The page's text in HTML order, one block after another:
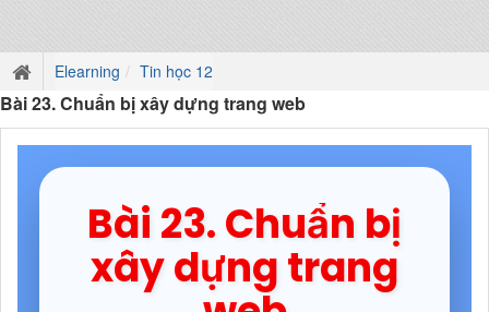
Elearning Tin học 12
Bài 23. Chuẩn bị xây dựng trang web